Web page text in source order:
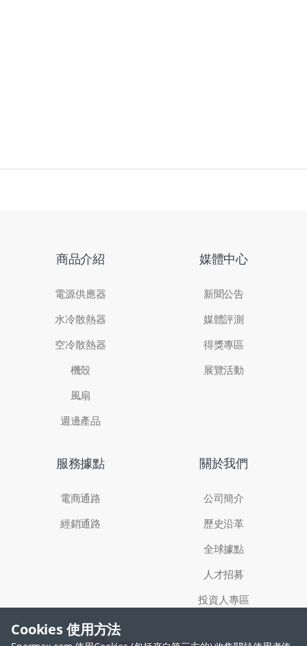
Cookies 使用方法
商品介紹
電源供應器
水冷散熱器
空冷散熱器
機殼
風扇
週邊產品
媒體中心
新聞公告
媒體評測
得獎專區
展覽活動
服務據點
電商通路
經銷通路
關於我們
公司簡介
歷史沿革
全球據點
人才招募
投資人專區